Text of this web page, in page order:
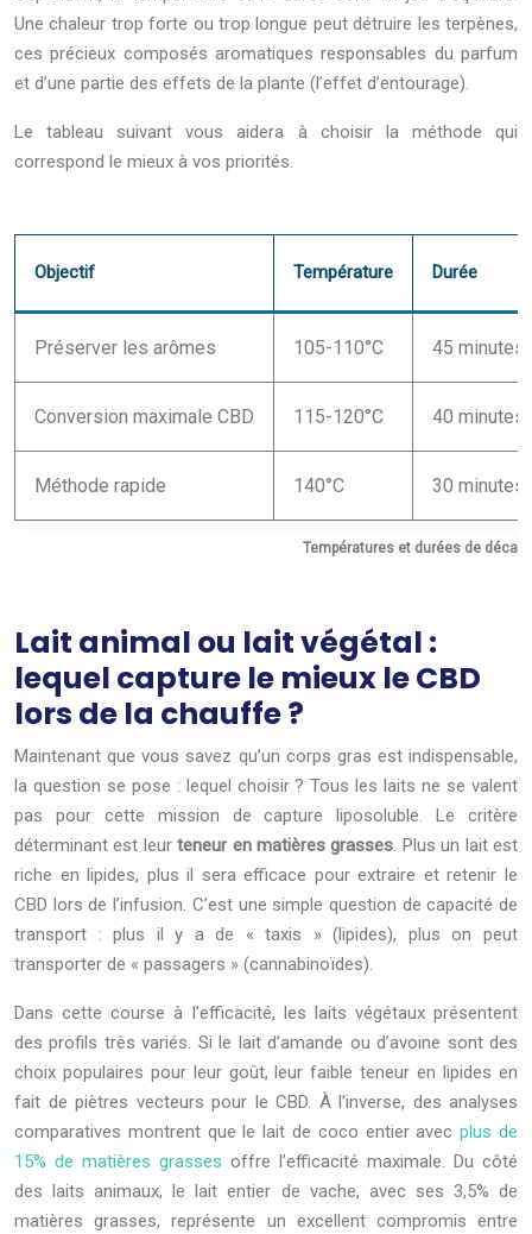
Une chaleur trop forte ou trop longue peut détruire les terpènes,
ces précieux composés aromatiques responsables du parfum
et d’une partie des effets de la plante (l’effet d’entourage).
Le tableau suivant vous aidera à choisir la méthode qui
correspond le mieux à vos priorités.
Températures et durées de
Objectif Température Durée
Préserver les arômes 105-110°C 45 minutes
Conversion maximale CBD 115-120°C 40 minutes
Méthode rapide 140°C 30 minutes
Lait animal ou lait végétal :
lequel capture le mieux le CBD
lors de la chauffe ?
Maintenant que vous savez qu’un corps gras est indispensable,
la question se pose : lequel choisir ? Tous les laits ne se valent
pas pour cette mission de capture liposoluble. Le critère
déterminant est leurteneur en matières grasses. Plus un lait est
riche en lipides, plus il sera efficace pour extraire et retenir le
CBD lors de l’infusion. C’est une simple question de capacité de
transport : plus il y a de « taxis » (lipides), plus on peut
transporter de « passagers » (cannabinoïdes).
Dans cette course à l’efficacité, les laits végétaux présentent
des profils très variés. Si le lait d’amande ou d’avoine sont des
choix populaires pour leur goût, leur faible teneur en lipides en
fait de piètres vecteurs pour le CBD. À l’inverse, des analyses
comparatives montrent que le lait de coco entier avecplus de
15% de matières grasses offre l’efficacité maximale. Du côté
des laits animaux, le lait entier de vache, avec ses 3,5% de
matières grasses, représente un excellent compromis entre